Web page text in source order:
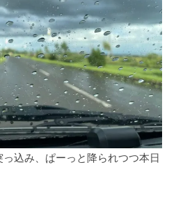
込み、ぱーっと降られつつ本日